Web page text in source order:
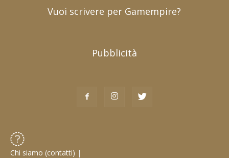
Vuoi scrivere per Gamempire?
Pubblicità
Chi siamo (contatti) |